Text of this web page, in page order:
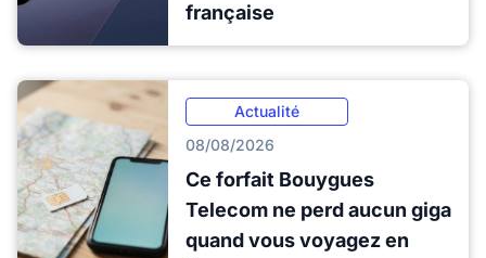
française
Actualité
08/08/2026
Ce forfait Bouygues
Telecom ne perd aucun giga
quand vous voyagez en